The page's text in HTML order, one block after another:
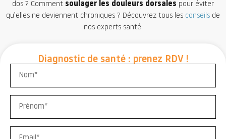
dos ? Comment soulager les douleurs dorsales pour éviter
qu’elles ne deviennent chroniques ? Découvrez tous les conseils de
nos experts santé.
Diagnostic de santé : prenez RDV !